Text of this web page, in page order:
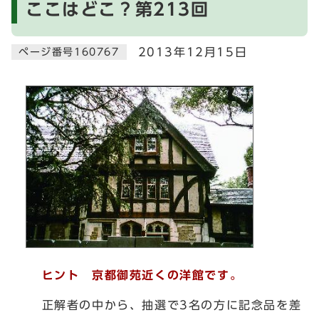
ここはどこ？第213回
ページ番号160767 2013年12月15日
ヒント 京都御苑近くの洋館です。
正解者の中から、抽選で3名の方に記念品を差